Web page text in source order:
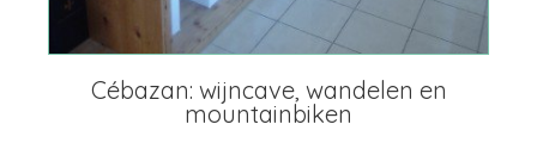
Cébazan: wijncave, wandelen en
mountainbiken